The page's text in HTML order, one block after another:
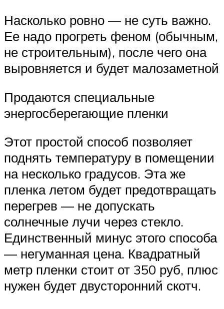
Насколько ровно — не суть важно.
Ее надо прогреть феном (обычным,
не строительным), после чего она
выровняется и будет малозаметной
Продаются специальные
энергосберегающие пленки
Этот простой способ позволяет
поднять температуру в помещении
на несколько градусов. Эта же
пленка летом будет предотвращать
перегрев — не допускать
солнечные лучи через стекло.
Единственный минус этого способа
— негуманная цена. Квадратный
метр пленки стоит от 350 руб, плюс
нужен будет двусторонний скотч.